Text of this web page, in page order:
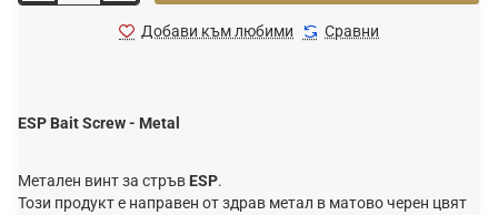
Добави към любими Сравни
ESP Bait Screw - Metal
Метален винт за стръв ESP.
Този продукт е направен от здрав метал в матово черен цвят